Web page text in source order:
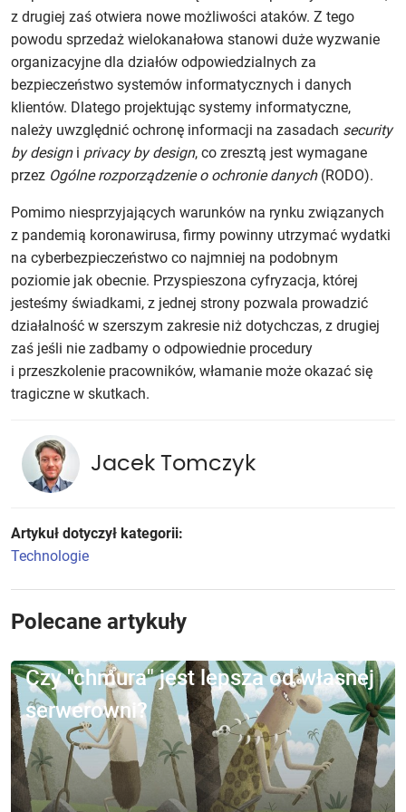
z drugiej zaś otwiera nowe możliwości ataków. Z tego
powodu sprzedaż wielokanałowa stanowi duże wyzwanie
organizacyjne dla działów odpowiedzialnych za
bezpieczeństwo systemów informatycznych i danych
klientów. Dlatego projektując systemy informatyczne,
należy uwzględnić ochronę informacji na zasadach security
by designi privacy by design, co zresztą jest wymagane
przez Ogólne rozporządzenie o ochronie danych(RODO).
Pomimo niesprzyjających warunków na rynku związanych
z pandemią koronawirusa, firmy powinny utrzymać wydatki
na cyberbezpieczeństwo co najmniej na podobnym
poziomie jak obecnie. Przyspieszona cyfryzacja, której
jesteśmy świadkami, z jednej strony pozwala prowadzić
działalność w szerszym zakresie niż dotychczas, z drugiej
zaś jeśli nie zadbamy o odpowiednie procedury
i przeszkolenie pracowników, włamanie może okazać się
tragiczne w skutkach.
Jacek Tomczyk
Artykuł dotyczył kategorii:
Technologie
Polecane artykuły
Czy "chmura" jest lepsza od własnej
serwerowni?